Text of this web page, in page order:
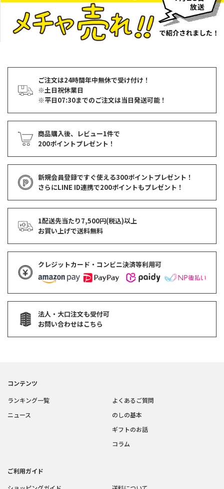
ご注文は24時間年中無休で受け付け！
※土日祝休業日
※平日07:30までのご注文は当日発送可能！
商品購入後、レビュー1件で
200ポイントプレゼント！
新規会員登録ですぐ使える300ポイントプレゼント！
さらにLINE ID連携で200ポイントもプレゼント！
1配送先当たり7,500円(税込)以上
お買い上げで送料無料
クレジットカード・コンビニ決済等利用可
法人・大口注文も受付可
お問い合わせはこちら
コンテンツ
ランキング一覧
ニュース
よくあるご質問
のしの基本
ギフトのお話
コラム
ご利用ガイド